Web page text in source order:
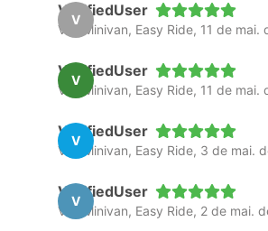
V
VerifiedUser
Van Minivan, Easy Ride, 11 de mai.
V
VerifiedUser
Van Minivan, Easy Ride, 11 de mai.
V
VerifiedUser
Van Minivan, Easy Ride, 3 de mai.
V
VerifiedUser
Van Minivan, Easy Ride, 2 de mai.